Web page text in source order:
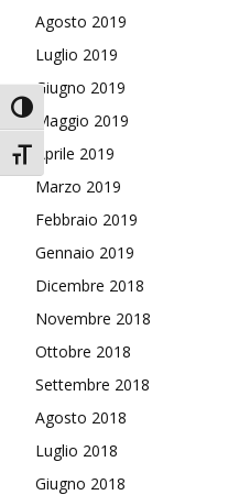
Attiva/disattiva alto contrasto
Attiva/disattiva dimensione testo
Agosto 2019
Luglio 2019
Giugno 2019
Maggio 2019
Aprile 2019
Marzo 2019
Febbraio 2019
Gennaio 2019
Dicembre 2018
Novembre 2018
Ottobre 2018
Settembre 2018
Agosto 2018
Luglio 2018
Giugno 2018